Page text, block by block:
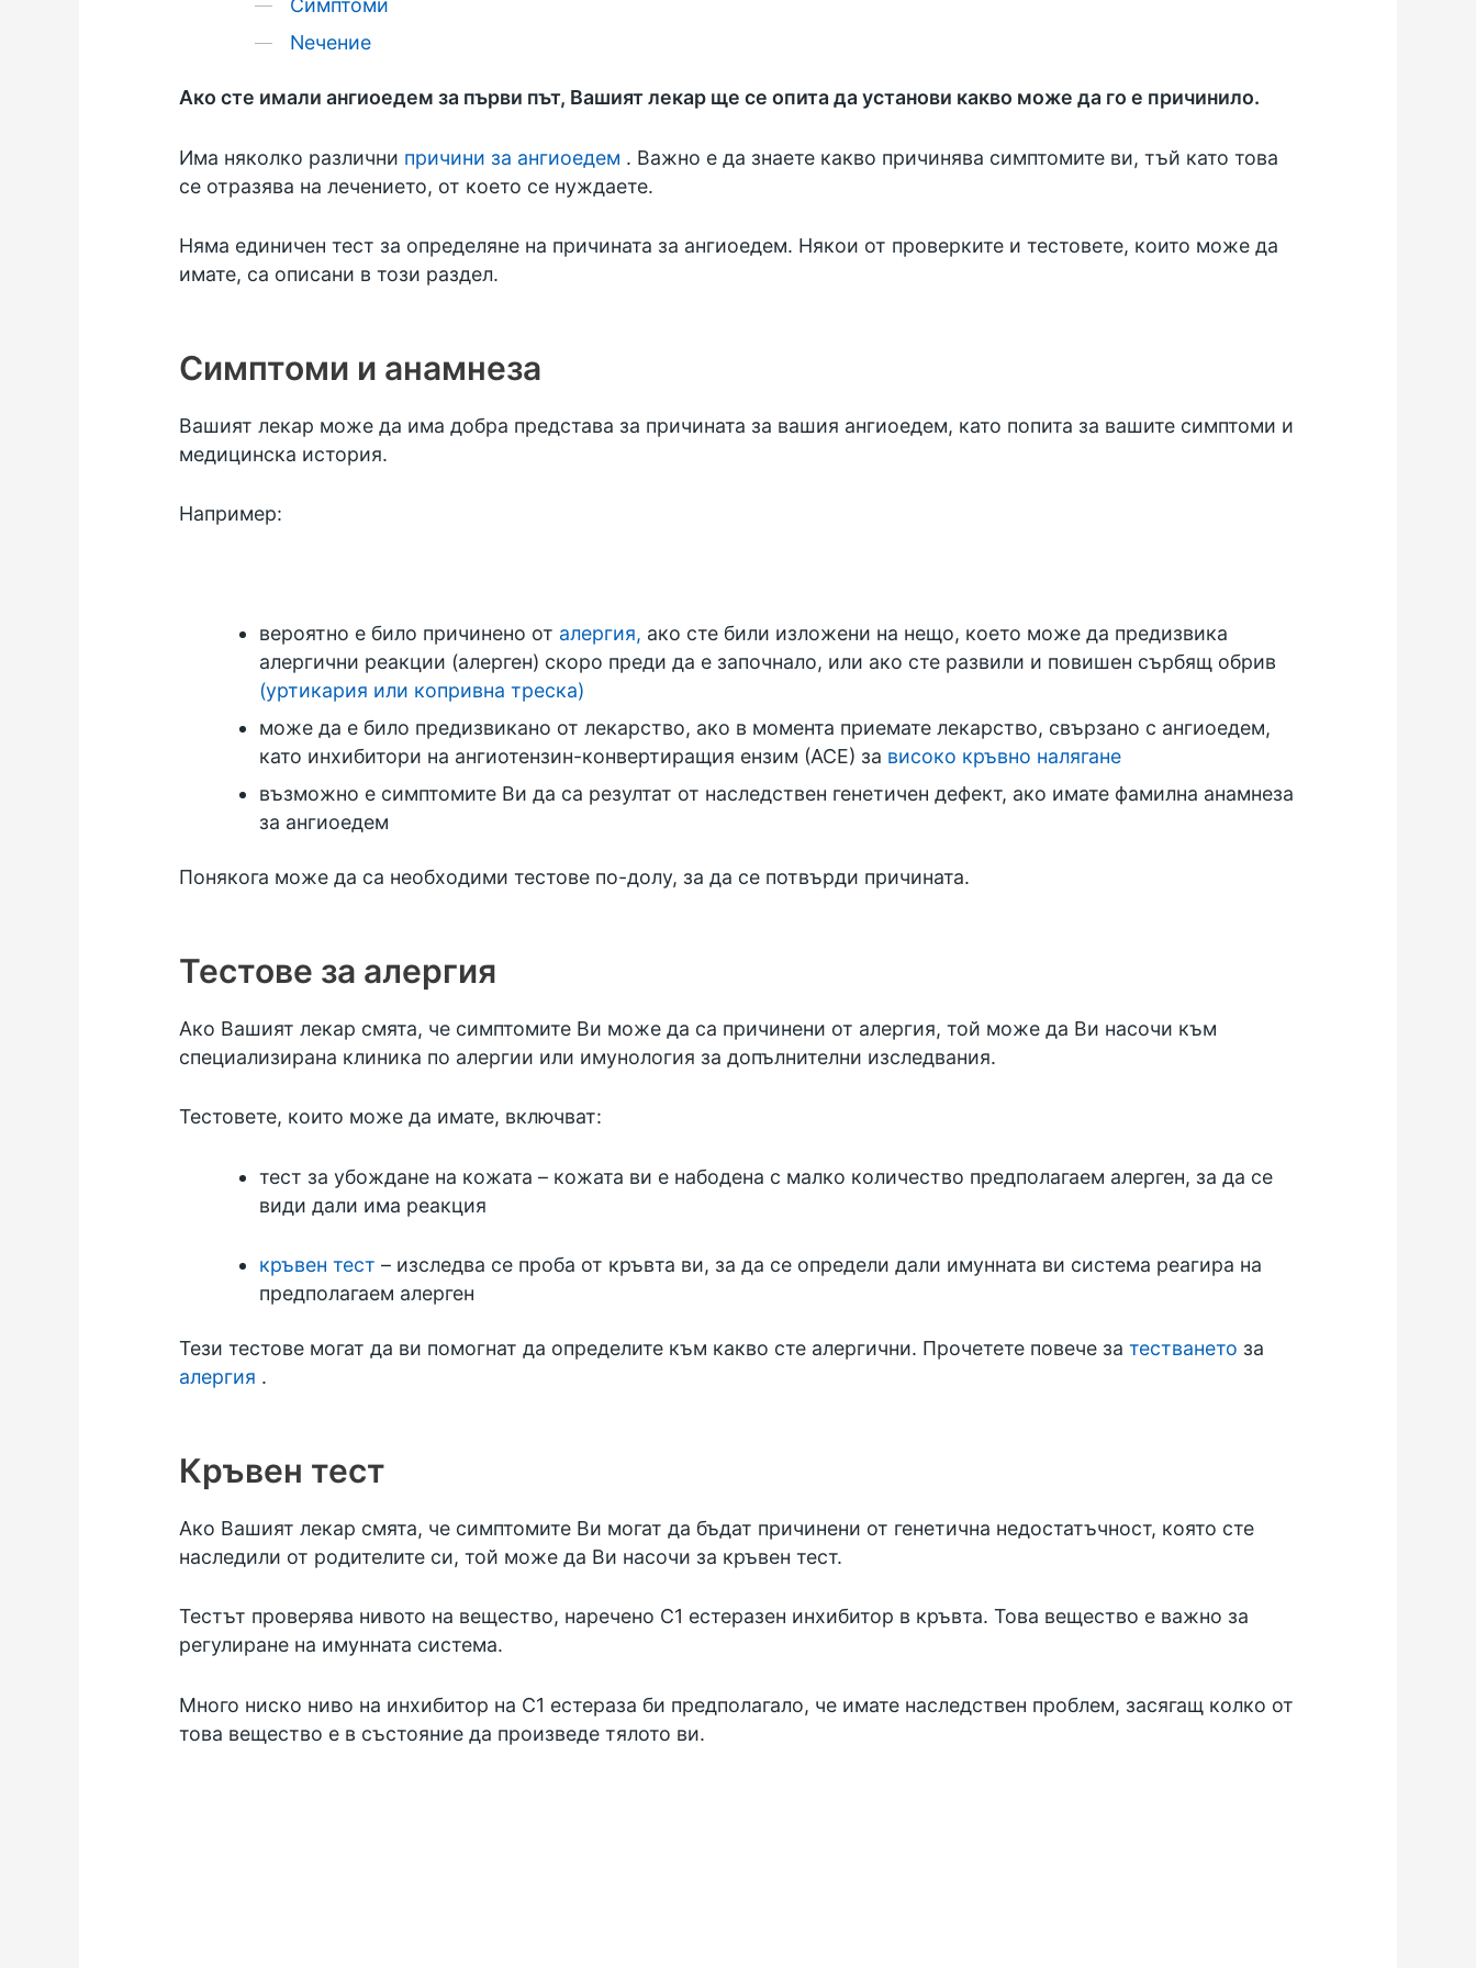
Симптоми
Nечение
Ако сте имали ангиоедем за първи път, Вашият лекар ще се опита да установи какво може да го е причинило.
Има няколко различни причини за ангиоедем . Важно е да знаете какво причинява симптомите ви, тъй като това
се отразява на лечението, от което се нуждаете.
Няма единичен тест за определяне на причината за ангиоедем. Някои от проверките и тестовете, които може да
имате, са описани в този раздел.
Симптоми и анамнеза
Вашият лекар може да има добра представа за причината за вашия ангиоедем, като попита за вашите симптоми и
медицинска история.
Например:
вероятно е било причинено от алергия, ако сте били изложени на нещо, което може да предизвика
алергични реакции (алерген) скоро преди да е започнало, или ако сте развили и повишен сърбящ обрив
(уртикария или копривна треска)
може да е било предизвикано от лекарство, ако в момента приемате лекарство, свързано с ангиоедем,
като инхибитори на ангиотензин-конвертиращия ензим (АСЕ) за високо кръвно налягане
възможно е симптомите Ви да са резултат от наследствен генетичен дефект, ако имате фамилна анамнеза
за ангиоедем
Понякога може да са необходими тестове по-долу, за да се потвърди причината.
Тестове за алергия
Ако Вашият лекар смята, че симптомите Ви може да са причинени от алергия, той може да Ви насочи към
специализирана клиника по алергии или имунология за допълнителни изследвания.
Тестовете, които може да имате, включват:
тест за убождане на кожата – кожата ви е набодена с малко количество предполагаем алерген, за да се
види дали има реакция
кръвен тест – изследва се проба от кръвта ви, за да се определи дали имунната ви система реагира на
предполагаем алерген
Тези тестове могат да ви помогнат да определите към какво сте алергични. Прочетете повече за тестването за
алергия .
Кръвен тест
Ако Вашият лекар смята, че симптомите Ви могат да бъдат причинени от генетична недостатъчност, която сте
наследили от родителите си, той може да Ви насочи за кръвен тест.
Тестът проверява нивото на вещество, наречено C1 естеразен инхибитор в кръвта. Това вещество е важно за
регулиране на имунната система.
Много ниско ниво на инхибитор на С1 естераза би предполагало, че имате наследствен проблем, засягащ колко от
това вещество е в състояние да произведе тялото ви.